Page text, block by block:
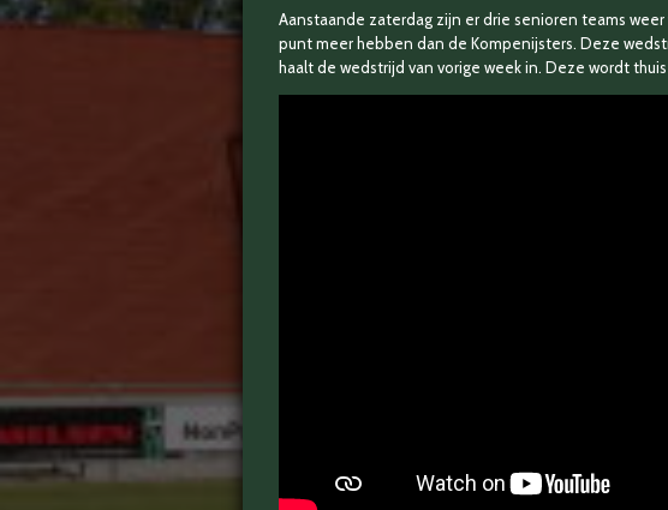
Aanstaande zaterdag zijn er drie senioren teams
punt meer hebben dan de Kompenijsters. Deze
haalt de wedstrijd van vorige week in. Deze wordt